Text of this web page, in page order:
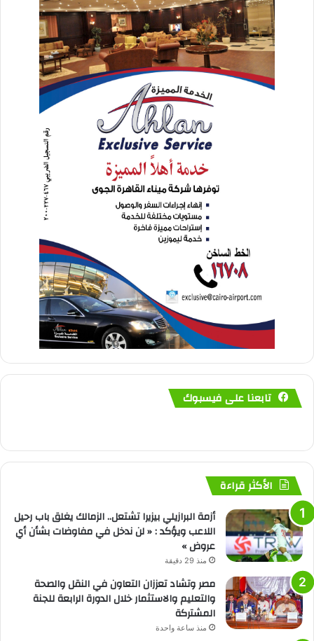
تابعنا على فيسبوك
الأكثر قراءة
أزمة البرازيلي بيزيرا تشتعل.. الزمالك يغلق باب رحيل
اللاعب ويؤكد : « لن ندخل في مفاوضات بشأن أي
عروض »
منذ 29 دقيقة
مصر وتشاد تعززان التعاون في النقل والصحة
والتعليم والاستثمار خلال الدورة الرابعة للجنة
المشتركة
منذ ساعة واحدة